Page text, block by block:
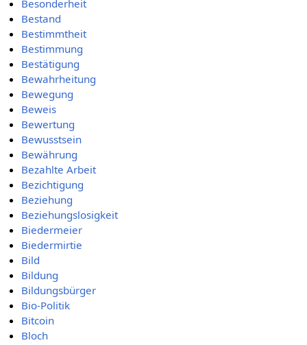
Besonderheit
Bestand
Bestimmtheit
Bestimmung
Bestätigung
Bewahrheitung
Bewegung
Beweis
Bewertung
Bewusstsein
Bewährung
Bezahlte Arbeit
Bezichtigung
Beziehung
Beziehungslosigkeit
Biedermeier
Biedermirtie
Bild
Bildung
Bildungsbürger
Bio-Politik
Bitcoin
Bloch